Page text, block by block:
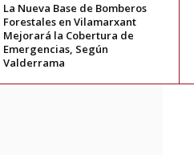
La Nueva Base de Bomberos
Forestales en Vilamarxant
Mejorará la Cobertura de
Emergencias, Según
Valderrama